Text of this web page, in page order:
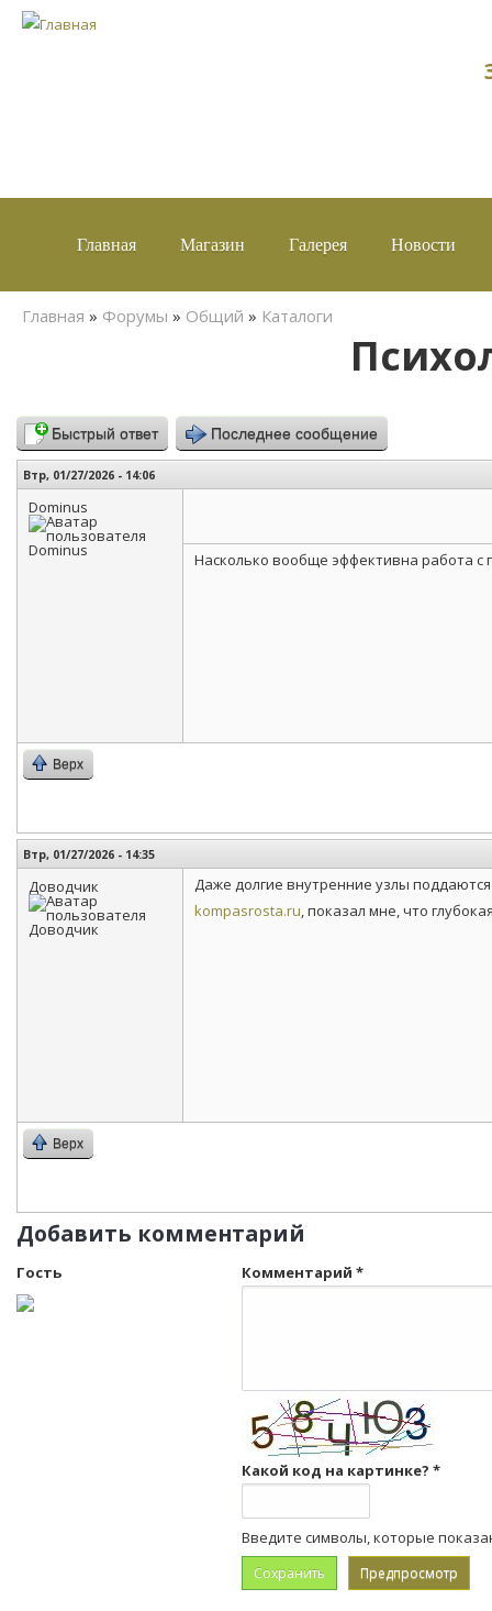
Главная Магазин Галерея Новости
Вы здесь
Главная » Форумы » Общий » Каталоги
Быстрый ответ Последнее сообщение
Втр, 01/27/2026 - 14:06
Dominus
Насколько вообще эффективна работа с
Верх
Втр, 01/27/2026 - 14:35
Доводчик
Даже долгие внутренние узлы
kompasrosta.ru, показал мне, что
Верх
Добавить комментарий
Гость Комментарий *
Какой код на картинке? *
Введите символы, которые